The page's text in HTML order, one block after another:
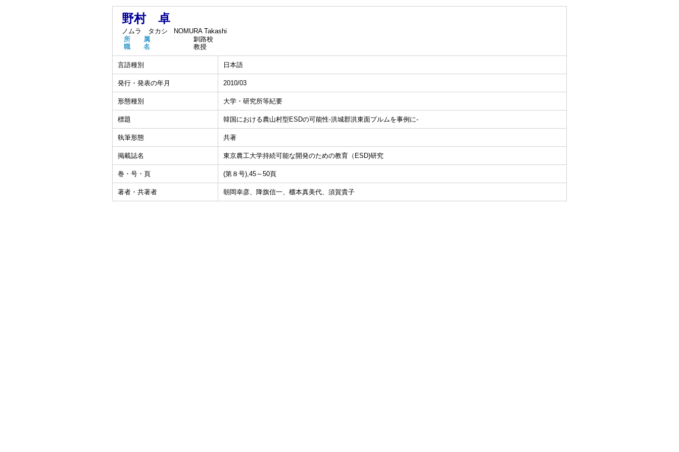
野村 卓
ノムラ タカシ
NOMURA Takashi
所 属
釧路校
職 名
教授
言語種別 日本語
発行・発表の年月 2010/03
形態種別 大学・研究所等紀要
標題 韓国における農山村型ESDの可能性-洪城郡洪東面プルムを事例に-
執筆形態 共著
掲載誌名 東京農工大学持続可能な開発のための教育（ESD)研究
巻・号・頁 (第８号),45～50頁
著者・共著者 朝岡幸彦、降旗信一、櫃本真美代、須賀貴子